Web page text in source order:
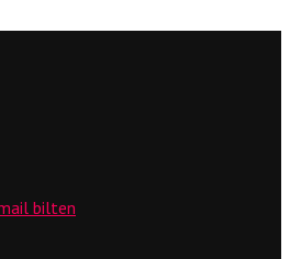
bilten